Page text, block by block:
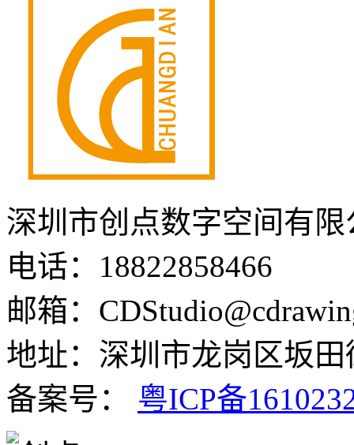
深圳市创点数字空间有
电话：18822858466
邮箱：
地址：深圳市龙岗区坂
备案号： 粤ICP备